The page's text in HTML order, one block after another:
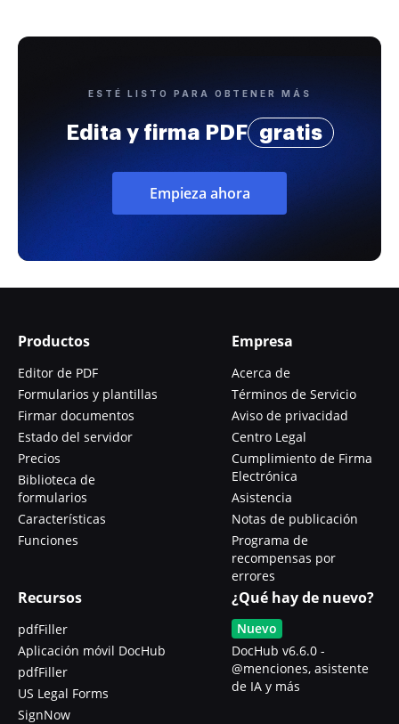
ESTÉ LISTO PARA OBTENER MÁS
Edita y firma PDF gratis
Empieza ahora
Productos
Editor de PDF
Formularios y plantillas
Firmar documentos
Estado del servidor
Precios
Biblioteca de
formularios
Características
Funciones
Empresa
Acerca de
Términos de Servicio
Aviso de privacidad
Centro Legal
Cumplimiento de Firma
Electrónica
Asistencia
Notas de publicación
Programa de
recompensas por
errores
Recursos
pdfFiller
Aplicación móvil DocHub
pdfFiller
US Legal Forms
SignNow
¿Qué hay de nuevo?
Nuevo
DocHub v6.6.0 -
@menciones, asistente
de IA y más